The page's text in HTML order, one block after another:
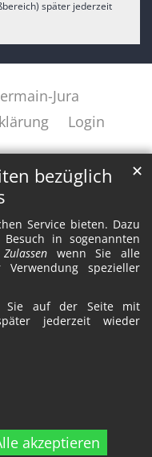
bezüglich
Service bieten. Dazu
in sogenannten
Zulassen wenn Sie alle
spezieller
Sie auf der Seite mit
jederzeit wieder
akzeptieren
✕
später jederzeit
Jura
Login